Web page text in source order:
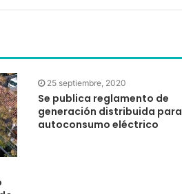
25 septiembre, 2020
Se publica reglamento de
generación distribuida para
autoconsumo eléctrico